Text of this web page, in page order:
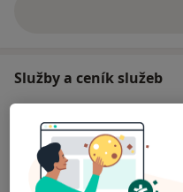
Služby a ceník služeb
Detaily